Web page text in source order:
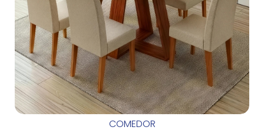
COMEDOR